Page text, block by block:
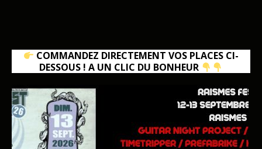
COMMANDEZ DIRECTEMENT VOS PLACES CI-
DESSOUS ! A UN CLIC DU BONHEUR